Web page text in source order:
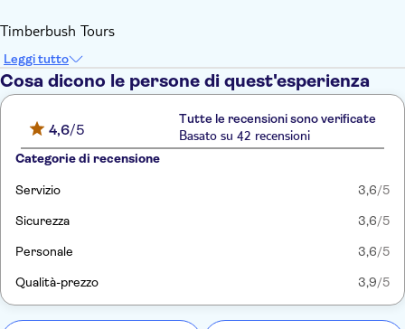
Timberbush Tours
Leggi tutto
Cosa dicono le persone di quest'esperienza
4,6/5
Tutte le recensioni sono verificate
Basato su 42 recensioni
Categorie di recensione
Servizio 3,6/5
Sicurezza 3,6/5
Personale 3,6/5
Qualità-prezzo 3,9/5